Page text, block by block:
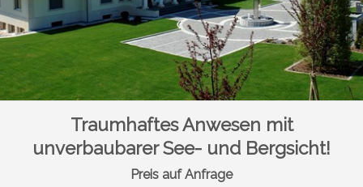
Traumhaftes Anwesen mit
unverbaubarer See- und Bergsicht!
Preis auf Anfrage